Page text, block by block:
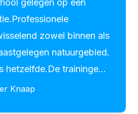
zowel binnen als
natuurgebied.
hetzelfde.De trainingen
perfect aangepast aan
Knaap